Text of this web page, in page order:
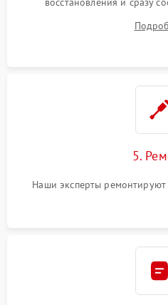
5.
Наши эксперты